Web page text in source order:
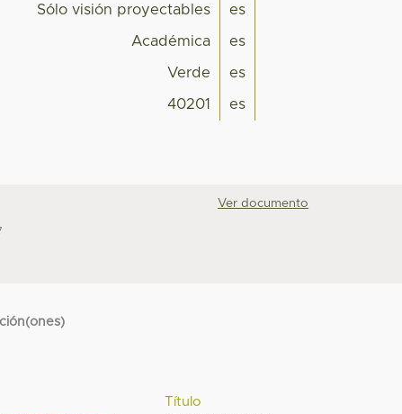
Sólo visión proyectables es
Académica es
Verde es
40201 es
Ver documento
Título